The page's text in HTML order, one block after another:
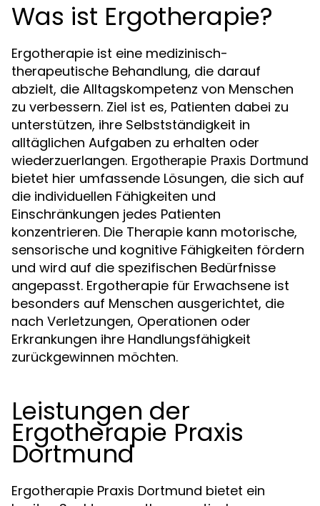
Was ist Ergotherapie?
Ergotherapie ist eine medizinisch-
therapeutische Behandlung, die darauf
abzielt, die Alltagskompetenz von Menschen
zu verbessern. Ziel ist es, Patienten dabei zu
unterstützen, ihre Selbstständigkeit in
alltäglichen Aufgaben zu erhalten oder
wiederzuerlangen. Ergotherapie Praxis Dortmund
bietet hier umfassende Lösungen, die sich auf
die individuellen Fähigkeiten und
Einschränkungen jedes Patienten
konzentrieren. Die Therapie kann motorische,
sensorische und kognitive Fähigkeiten fördern
und wird auf die spezifischen Bedürfnisse
angepasst. Ergotherapie für Erwachsene ist
besonders auf Menschen ausgerichtet, die
nach Verletzungen, Operationen oder
Erkrankungen ihre Handlungsfähigkeit
zurückgewinnen möchten.
Leistungen der
Ergotherapie Praxis
Dortmund
Ergotherapie Praxis Dortmund bietet ein